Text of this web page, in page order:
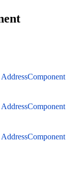
AddressComponent
AddressComponent
AddressComponent